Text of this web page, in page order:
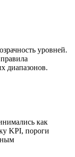
уровней.
диапазонов.
как
KPI, пороги